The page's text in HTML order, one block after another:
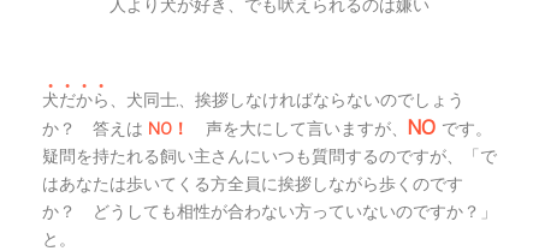
人より犬が好き、でも吠えられるのは嫌い
犬
●
だ
●
か
●
ら
●
、犬同士,、挨拶しなければならないのでしょう
か？ 答えは NO！ 声を大にして言いますが、 NO です。
疑問を持たれる飼い主さんにいつも質問するのですが、
「で
はあなたは歩いてくる方全員に挨拶しながら歩くのです
か？ どうしても相性が合わない方っていないのですか？」
と。